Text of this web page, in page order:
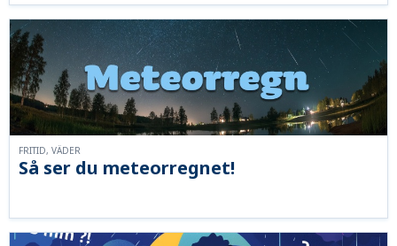
Så ser du meteorregnet!
FRITID, VÄDER